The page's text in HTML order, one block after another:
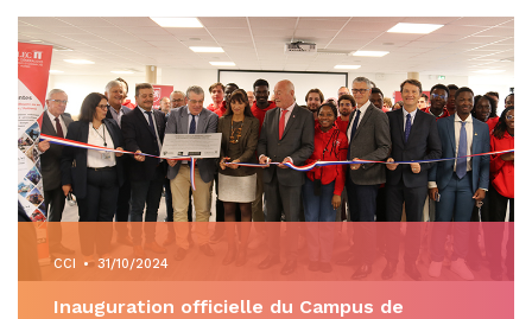
CCI • 31/10/2024
Inauguration officielle du Campus de